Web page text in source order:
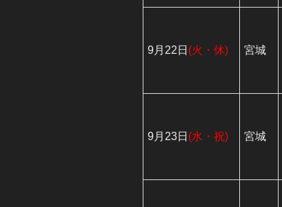
9月22日 (火・休) 宮城
9月23日 (水・祝) 宮城